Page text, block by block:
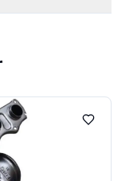
Lägg till